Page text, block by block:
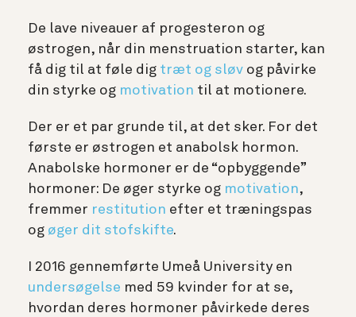
De lave niveauer af progesteron og
østrogen, når din menstruation starter, kan
få dig til at føle dig træt og sløv og påvirke
din styrke og motivation til at motionere.
Der er et par grunde til, at det sker. For det
første er østrogen et anabolsk hormon.
Anabolske hormoner er de “opbyggende”
hormoner: De øger styrke og motivation,
fremmer restitution efter et træningspas
og øger dit stofskifte.
I 2016 gennemførte Umeå University en
undersøgelse med 59 kvinder for at se,
hvordan deres hormoner påvirkede deres